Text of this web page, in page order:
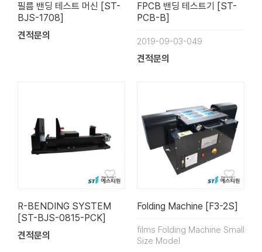
필름 밴딩 테스트 머신 [ST-
BJS-1708]
견적문의
FPCB 밴딩 테스트기 [ST-
PCB-B]
2019-09-03-049
견적문의
R-BENDING SYSTEM
[ST-BJS-0815-PCK]
견적문의
Folding Machine [F3-2S]
films Folding Machine Small
Size Model